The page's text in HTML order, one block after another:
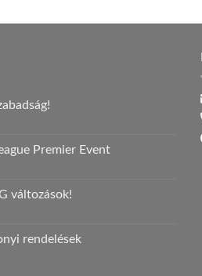
Premier Event
változások!
rendelések